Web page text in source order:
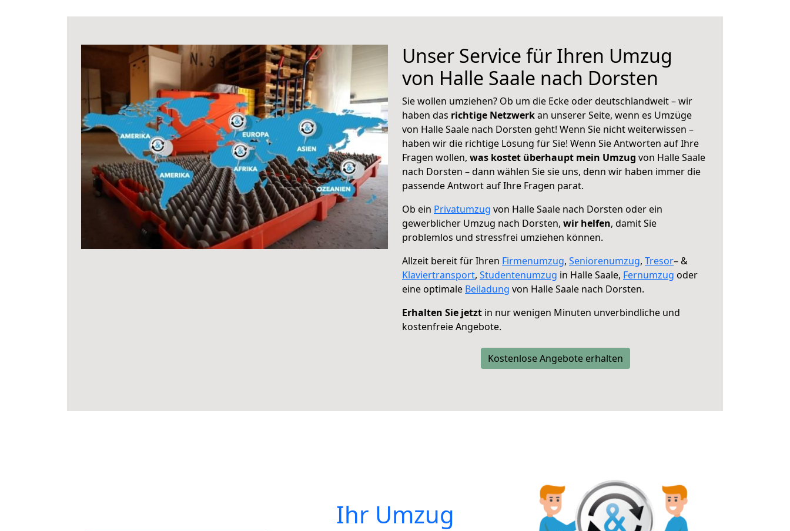
Unser Service für Ihren Umzug
von Halle Saale nach Dorsten
Sie wollen umziehen? Ob um die Ecke oder deutschlandweit – wir
haben das richtige Netzwerkan unserer Seite, wenn es Umzüge
von Halle Saale nach Dorsten geht! Wenn Sie nicht weiterwissen –
haben wir die richtige Lösung für Sie! Wenn Sie Antworten auf Ihre
Fragen wollen, was kostet überhaupt mein Umzug von Halle Saale
nach Dorsten – dann wählen Sie sie uns, denn wir haben immer die
passende Antwort auf Ihre Fragen parat.
Ob ein Privatumzug von Halle Saale nach Dorsten oder ein
gewerblicher Umzug nach Dorsten, wir helfen, damit Sie
problemlos und stressfrei umziehen können.
Allzeit bereit für Ihren Firmenumzug, Seniorenumzug, Tresor– &
Klaviertransport, Studentenumzug in Halle Saale, Fernumzug oder
eine optimale Beiladung von Halle Saale nach Dorsten.
Erhalten Sie jetzt in nur wenigen Minuten unverbindliche und
kostenfreie Angebote.
Kostenlose Angebote erhalten
Ihr Umzug